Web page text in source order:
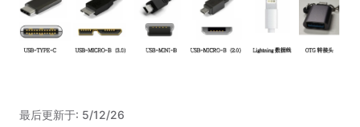
最后更新于: 5/12/26